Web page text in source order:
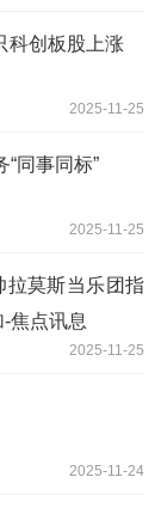
科创板股上涨
2025-11-25
同事同标”
2025-11-25
拉莫斯当乐团指
焦点讯息
2025-11-25
2025-11-24